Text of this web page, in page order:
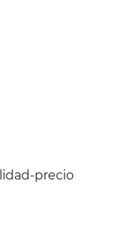
precio